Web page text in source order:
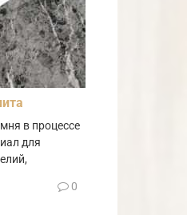
в процессе
для
0